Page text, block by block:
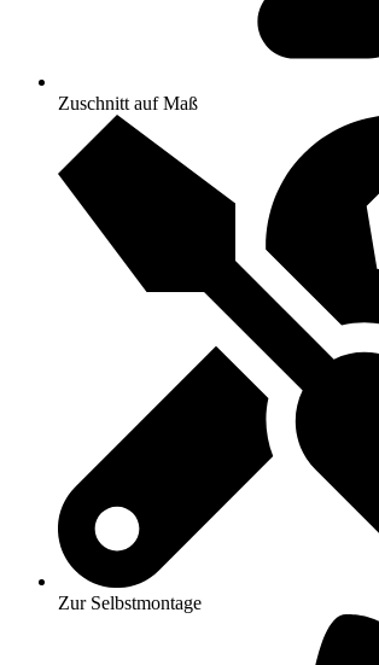
Zuschnitt auf Maß
Zur Selbstmontage